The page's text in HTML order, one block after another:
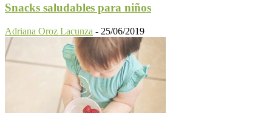
Snacks saludables para niños
Adriana Oroz Lacunza - 25/06/2019